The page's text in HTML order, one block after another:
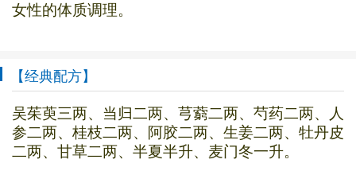
女性的体质调理。
【经典配方】
吴茱萸三两、当归二两、芎藭二两、芍药二两、人
参二两、桂枝二两、阿胶二两、生姜二两、牡丹皮
二两、甘草二两、半夏半升、麦门冬一升。